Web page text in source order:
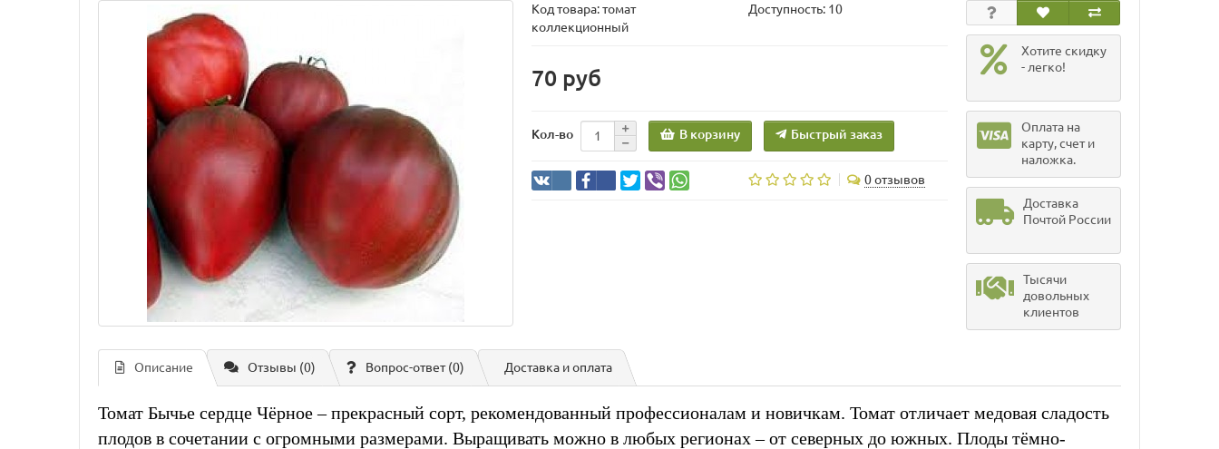
Код товара:томат
коллекционный
Доступность: 10
70 руб
Кол-во В корзину Быстрый заказ
0 отзывов
Хотите скидку
- легко!
Оплата на
карту, счет и
наложка.
Доставка
Почтой России
Тысячи
довольных
клиентов
Описание Отзывы (0) Вопрос-ответ(0) Доставка и оплата
Томат Бычье сердце Чёрное – прекрасный сорт, рекомендованный профессионалам и новичкам. Томат отличает медовая сладость
плодов в сочетании с огромными размерами. Выращивать можно в любых регионах – от северных до южных. Плоды тёмно-